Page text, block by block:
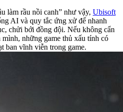
làm rầu nồi canh” như vậy, Ubisoft
AI và quy tắc ứng xử để nhanh
chửi bới đồng đội. Nếu không cẩn
những game thủ xấu tính có
ban vĩnh viễn trong game.